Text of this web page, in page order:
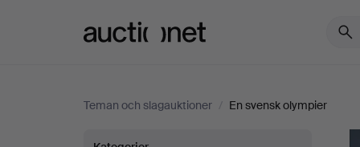
Teman och slagauktioner / En svensk olympier